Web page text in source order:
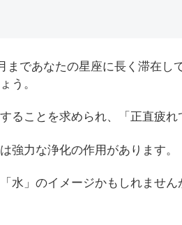
まであなたの星座に長く滞在し
う。
ることを求められ、「正直疲れ
強力な浄化の作用があります。
「水」のイメージかもしれませ